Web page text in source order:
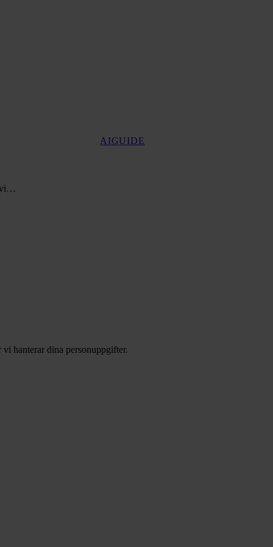
AIGUIDE
vi…
vi hanterar dina personuppgifter.